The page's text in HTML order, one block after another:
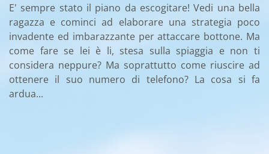
E' sempre stato il piano da escogitare! Vedi una bella
ragazza e cominci ad elaborare una strategia poco
invadente ed imbarazzante per attaccare bottone. Ma
come fare se lei è li, stesa sulla spiaggia e non ti
considera neppure? Ma soprattutto come riuscire ad
ottenere il suo numero di telefono? La cosa si fa
ardua...